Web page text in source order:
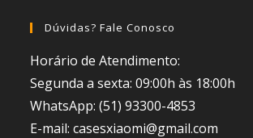
Dúvidas? Fale Conosco
Horário de Atendimento:
Segunda a sexta: 09:00h às 18:00h
WhatsApp: (51) 93300-4853
E-mail: casesxiaomi@gmail.com